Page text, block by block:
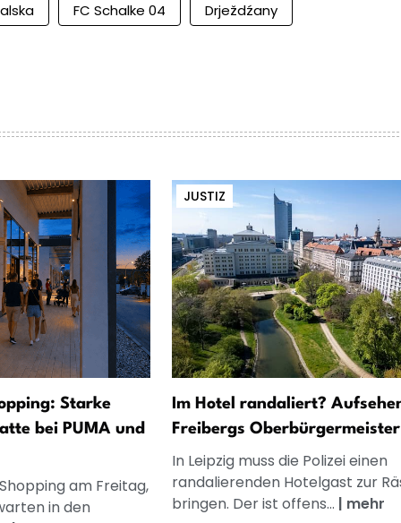
FC Schalke 04 Drježdźany
Starke
bei PUMA und
am Freitag,
in den
JUSTIZ
Im Hotel randaliert?
Freibergs Oberbürgermeister
In Leipzig muss die Polizei einen
randalierenden Hotelgast zur
bringen. Der ist offens... | mehr